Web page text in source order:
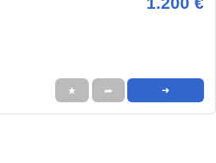
★ ➦ ➜